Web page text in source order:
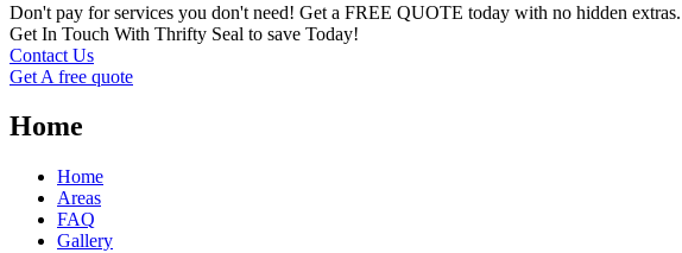
Don't pay for services you don't need! Get a FREE QUOTE today with no hidden extras.
Get In Touch With Thrifty Seal to save Today!
Contact Us
Get A free quote
Home
Home
Areas
FAQ
Gallery